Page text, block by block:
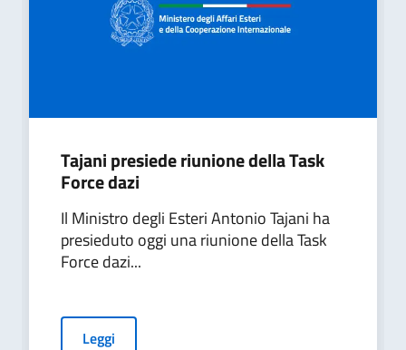
Tajani presiede riunione della Task
Force dazi
Il Ministro degli Esteri Antonio Tajani ha
presieduto oggi una riunione della Task
Force dazi...
Leggi